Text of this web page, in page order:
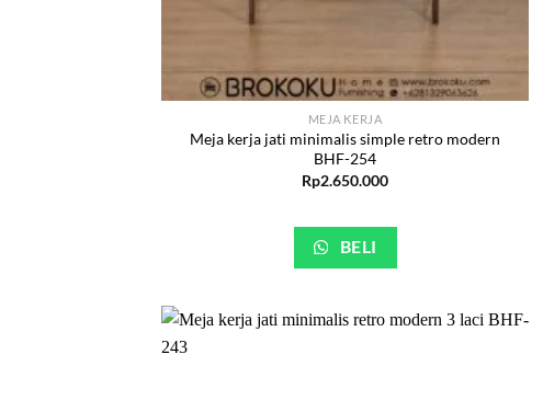
MEJA KERJA
Meja kerja jati minimalis simple retro modern
BHF-254
Rp2.650.000
BELI